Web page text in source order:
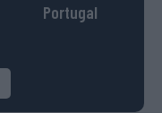
Portugal